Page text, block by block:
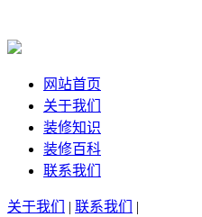
网站首页
关于我们
装修知识
装修百科
联系我们
关于我们 | 联系我们 |